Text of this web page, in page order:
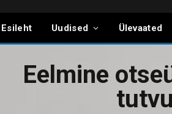
Esileht Uudised Ülevaated
Eelmine